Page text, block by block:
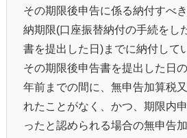
その期限後申告に係る納付すべ
納期限(口座振替納付の手続をし
書を提出した日)までに納付して
その期限後申告書を提出した日
年前までの間に、無申告加算税
れたことがなく、かつ、期限内
ったと認められる場合の無申告